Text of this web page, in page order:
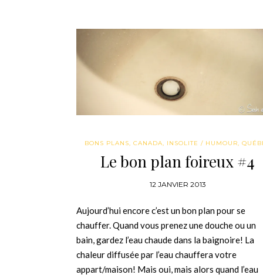
BONS PLANS, CANADA, INSOLITE / HUMOUR,
Le bon plan foireux #4
12 JANVIER 2013
Aujourd’hui encore c’est un bon plan pour se
chauffer. Quand vous prenez une douche ou un
bain, gardez l’eau chaude dans la baignoire! La
chaleur diffusée par l’eau chauffera votre
appart/maison! Mais oui, mais alors quand l’eau